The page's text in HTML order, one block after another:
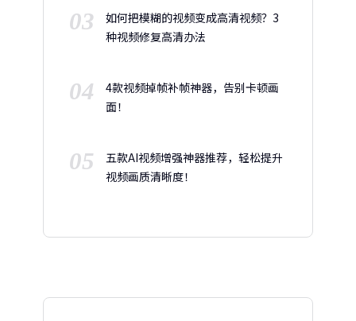
03
如何把模糊的视频变成高清视频？3
种视频修复高清办法
04
4款视频掉帧补帧神器，告别卡顿画
面！
05
五款AI视频增强神器推荐，轻松提升
视频画质清晰度！